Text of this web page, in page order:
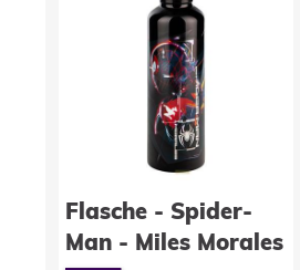
Flasche - Spider-
Man - Miles Morales